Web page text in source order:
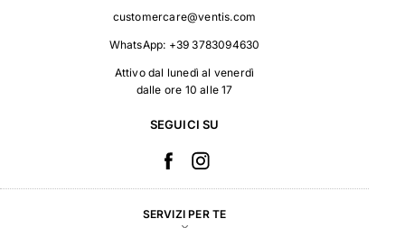
customercare@ventis.com
WhatsApp: +39 3783094630
Attivo dal lunedì al venerdì
dalle ore 10 alle 17
SEGUICI SU
SERVIZI PER TE